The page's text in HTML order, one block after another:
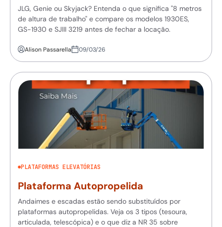
JLG, Genie ou Skyjack? Entenda o que significa "8 metros
de altura de trabalho" e compare os modelos 1930ES,
GS-1930 e SJIII 3219 antes de fechar a locação.
Alison Passarella 09/03/26
PLATAFORMAS ELEVATÓRIAS
Plataforma Autopropelida
Andaimes e escadas estão sendo substituídos por
plataformas autopropelidas. Veja os 3 tipos (tesoura,
articulada, telescópica) e o que diz a NR 35 sobre